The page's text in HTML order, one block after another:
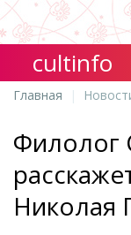
cultinfo
Главная
Филолог
Николая